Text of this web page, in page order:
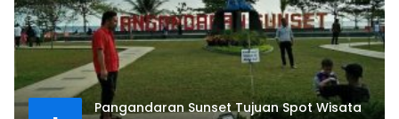
Pangandaran Sunset Tujuan Spot Wisata